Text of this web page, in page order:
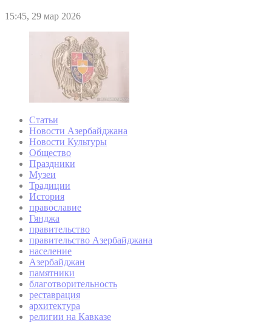
15:45, 29 мар 2026
Статьи
Новости Азербайджана
Новости Культуры
Общество
Праздники
Музеи
Традиции
История
православие
Гянджа
правительство
правительство Азербайджана
население
Азербайджан
памятники
благотворительность
реставрация
архитектура
религии на Кавказе